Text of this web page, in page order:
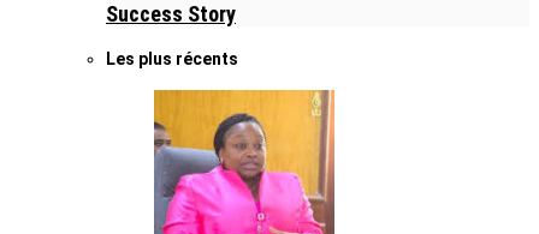
Success Story
Les plus récents